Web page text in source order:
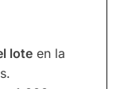
lote en la